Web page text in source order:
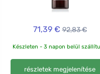
71,39 € 92,83 €
Készleten - 3 napon belül
részletek megjelenítése